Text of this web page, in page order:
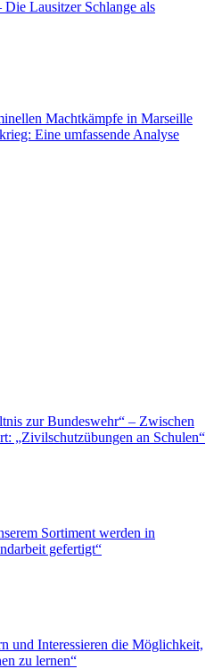
Lausitzer Schlange als
Machtkämpfe in Marseille
Eine umfassende Analyse
zur Bundeswehr“ – Zwischen
„Zivilschutzübungen an Schulen“
Sortiment werden in
gefertigt“
und Interessieren die Möglichkeit,
zu lernen“